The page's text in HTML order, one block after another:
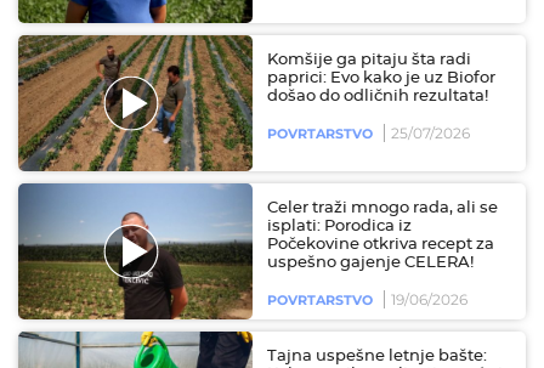
Komšije ga pitaju šta radi
paprici: Evo kako je uz Biofor
došao do odličnih rezultata!
POVRTARSTVO 25/07/2026
Celer traži mnogo rada, ali se
isplati: Porodica iz
Počekovine otkriva recept za
uspešno gajenje CELERA!
POVRTARSTVO 19/06/2026
Tajna uspešne letnje bašte: